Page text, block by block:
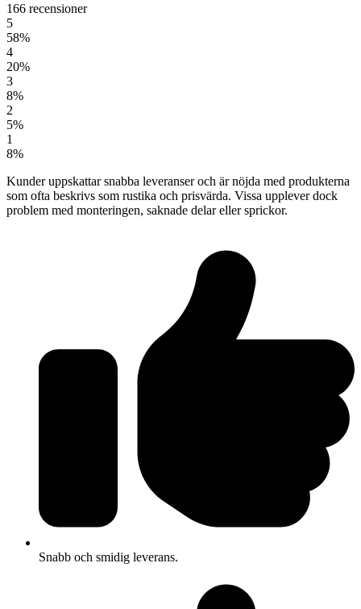
166 recensioner
5
58%
4
20%
3
8%
2
5%
1
8%
Kunder uppskattar snabba leveranser och är nöjda med produkterna
som ofta beskrivs som rustika och prisvärda. Vissa upplever dock
problem med monteringen, saknade delar eller sprickor.
Snabb och smidig leverans.